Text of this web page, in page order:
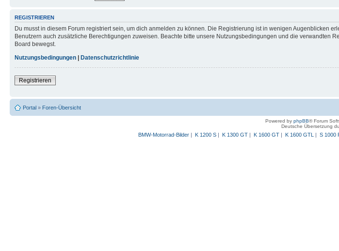
REGISTRIEREN
Du musst in diesem Forum registriert sein, um dich anmelden zu können. Die Registrierung ist in wenigen Augenblicken
Benutzern auch zusätzliche Berechtigungen zuweisen. Beachte bitte unsere Nutzungsbedingungen und die
Board bewegst.
Nutzungsbedingungen
Datenschutzrichtlinie
Registrieren
Portal » Foren-Übersicht
Powered by phpBB® Forum
Deutsche Übersetzung
BMW-Motorrad-Bilder| K 1200 S| K 1300 GT| K 1600 GT| K 1600 GTL | S 1000